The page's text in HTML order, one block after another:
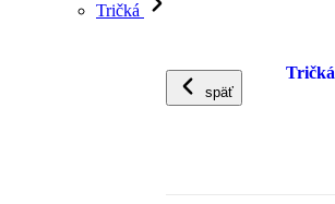
Tričká
späť
Tričká